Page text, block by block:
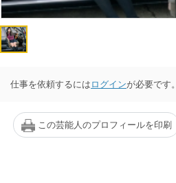
仕事を依頼するには ログインが必要です。
この芸能人のプロフィールを印刷